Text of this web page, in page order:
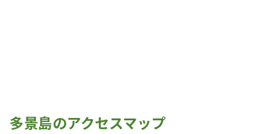
多景島のアクセスマップ